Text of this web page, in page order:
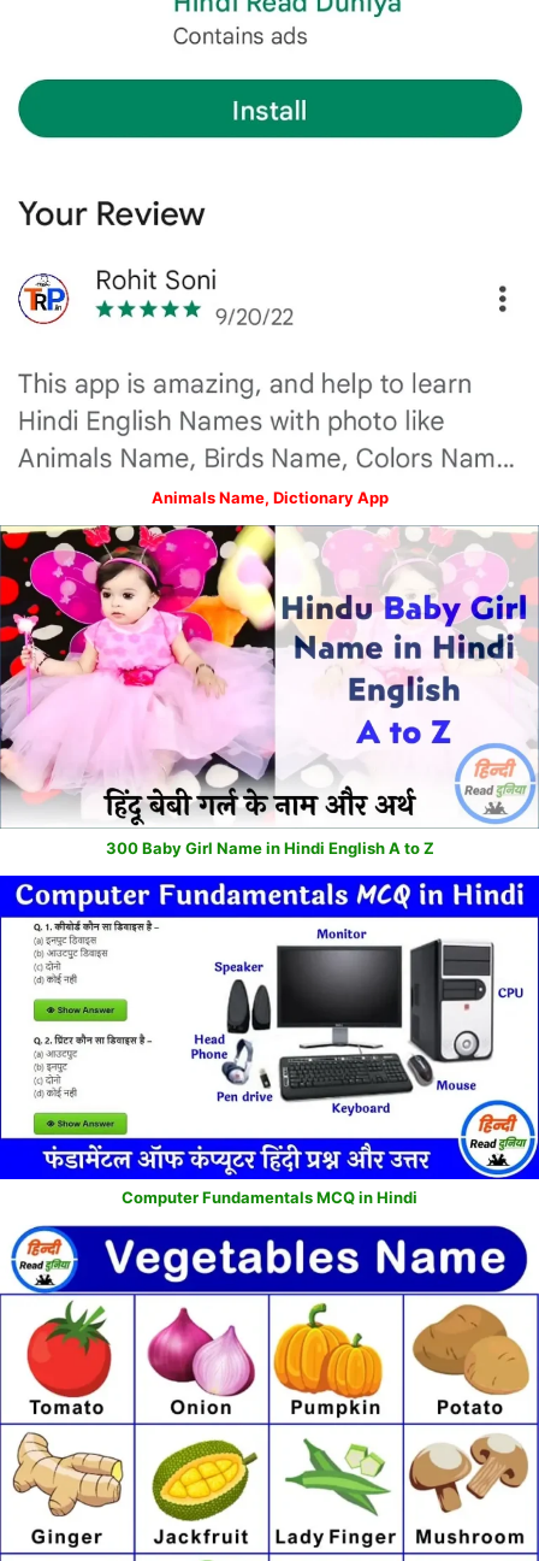
Animals Name, Dictionary App
300 Baby Girl Name in Hindi English A to Z
Computer Fundamentals MCQ in Hindi